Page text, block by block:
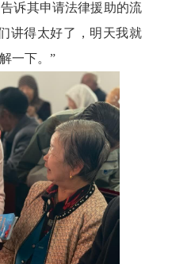
诉其申请法律援助的流
讲得太好了，明天我就
一下。”